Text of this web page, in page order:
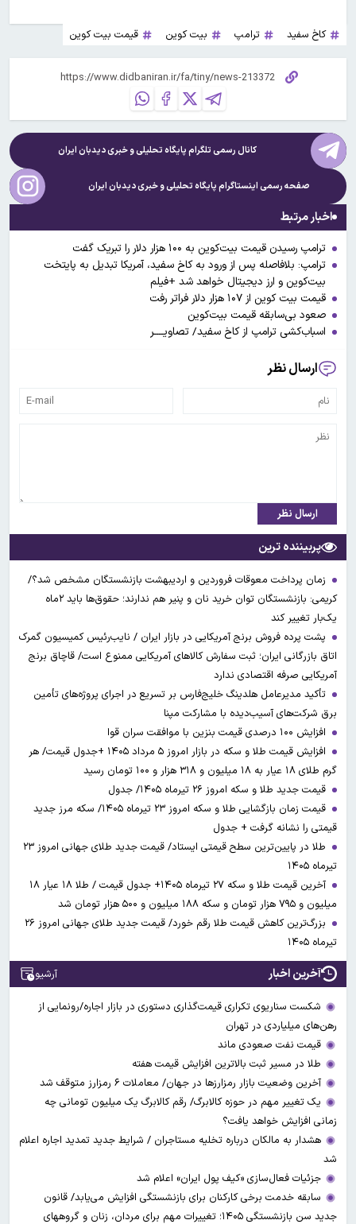
کاخ سفید ترامپ بیت کوین قیمت بیت کوین
کانال رسمی تلگرام پایگاه تحلیلی و خبریدیدبان ایران
صفحه رسمی اینستاگرام پایگاه تحلیلی و خبریدیدبان ایران
اخبار مرتبط
ترامپ رسیدن قیمت بیت‌کوین به ۱۰۰ هزار دلار را تبریک گفت
ترامپ: بلافاصله پس از ورود به کاخ سفید، آمریکا تبدیل به پایتخت
بیت‌کوین و ارز دیجیتال خواهد شد +فیلم
قیمت بیت کوین از ۱۰۷ هزار دلار فراتر رفت
صعود بی‌سابقه قیمت بیت‌کوین
اسباب‌کشی ترامپ از کاخ سفید/ تصاویــــر
ارسال نظر
ارسال نظر
پربیننده ترین
زمان پرداخت معوقات فروردین و اردیبهشت بازنشستگان مشخص شد؟/
کریمی: بازنشستگان توان خرید نان و پنیر هم ندارند؛ حقوق‌ها باید ۲ماه
یک‌بار تغییر کند
پشت پرده فروش برنج آمریکایی در بازار ایران / نایب‌رئیس کمیسیون گمرک
اتاق بازرگانی ایران؛ ثبت سفارش کالاهای آمریکایی ممنوع است/ قاچاق برنج
آمریکایی صرفه اقتصادی ندارد
تأکید مدیرعامل هلدینگ خلیج‌فارس بر تسریع در اجرای پروژه‌های تأمین
برق شرکت‌های آسیب‌دیده با مشارکت مپنا
افزایش ۱۰۰ درصدی قیمت بنزین با موافقت سران قوا
افزایش قیمت طلا و سکه در بازار امروز ۵ مرداد ۱۴۰۵ +جدول قیمت/ هر
گرم طلای ۱۸ عیار به ۱۸ میلیون و ۳۱۸ هزار و ۱۰۰ تومان رسید
قیمت جدید طلا و سکه امروز ۲۶ تیرماه ۱۴۰۵/ جدول
قیمت زمان بازگشایی طلا و سکه امروز ۲۳ تیرماه ۱۴۰۵/ سکه مرز جدید
قیمتی را نشانه گرفت + جدول
طلا در پایین‌ترین سطح قیمتی ایستاد/ قیمت جدید طلای جهانی امروز ۲۳
تیرماه ۱۴۰۵
آخرین قیمت طلا و سکه ۲۷ تیرماه ۱۴۰۵+ جدول قیمت / طلا ۱۸ عیار ۱۸
میلیون و ۷۹۵ هزار تومان و سکه ۱۸۸ میلیون و ۵۰۰ هزار تومان شد
بزرگ‌ترین کاهش قیمت طلا رقم خورد/ قیمت جدید طلای جهانی امروز ۲۶
تیرماه ۱۴۰۵
آخرین اخبار آرشیو
شکست سناریوی تکراری قیمت‌گذاری دستوری در بازار اجاره/رونمایی از
رهن‌های میلیاردی در تهران
قیمت نفت صعودی ماند
طلا در مسیر ثبت بالاترین افزایش قیمت هفته
آخرین وضعیت بازار رمزارزها در جهان/ معاملات ۶ رمزارز متوقف شد
یک تغییر مهم در حوزه کالابرگ/ رقم کالابرگ یک میلیون تومانی چه
زمانی افزایش خواهد یافت؟
هشدار به مالکان درباره تخلیه مستاجران / شرایط جدید تمدید اجاره اعلام
شد
جزئیات فعال‌سازی «کیف پول ایران» اعلام شد
سابقه خدمت برخی کارکنان برای بازنشستگی افزایش می‌یابد/ قانون
جدید سن بازنشستگی ۱۴۰۵؛ تغییرات مهم برای مردان، زنان و گروههای